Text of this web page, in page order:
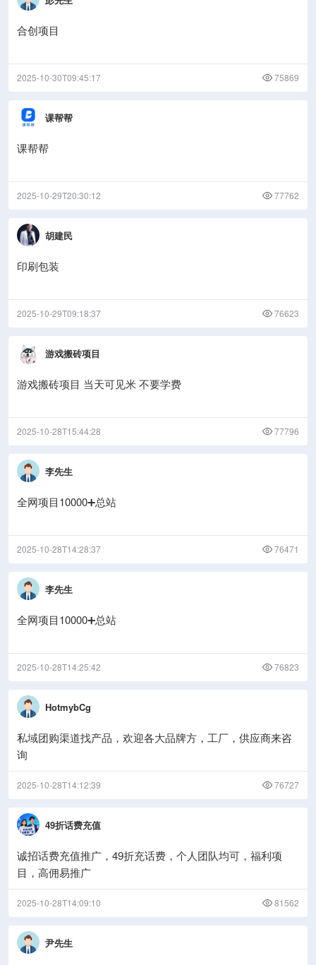
合创项目
2025-10-30T09:45:17 75869
课帮帮
课帮帮
2025-10-29T20:30:12 77762
胡建民
印刷包装
2025-10-29T09:18:37 76623
游戏搬砖项目
游戏搬砖项目 当天可见米 不要学费
2025-10-28T15:44:28 77796
李先生
全网项目10000➕总站
2025-10-28T14:28:37 76471
李先生
全网项目10000➕总站
2025-10-28T14:25:42 76823
HotmybCg
私域团购渠道找产品，欢迎各大品牌方，工厂，供应商来咨
询
2025-10-28T14:12:39 76727
49折话费充值
诚招话费充值推广，49折充话费，个人团队均可，福利项
目，高佣易推广
2025-10-28T14:09:10 81562
尹先生